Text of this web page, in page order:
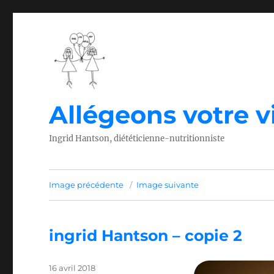
Allégeons votre
Ingrid Hantson, diététicienne-nutritionniste
Image précédente Image suivante
ingrid Hantson – copie 2
Publié
16 avril 2018